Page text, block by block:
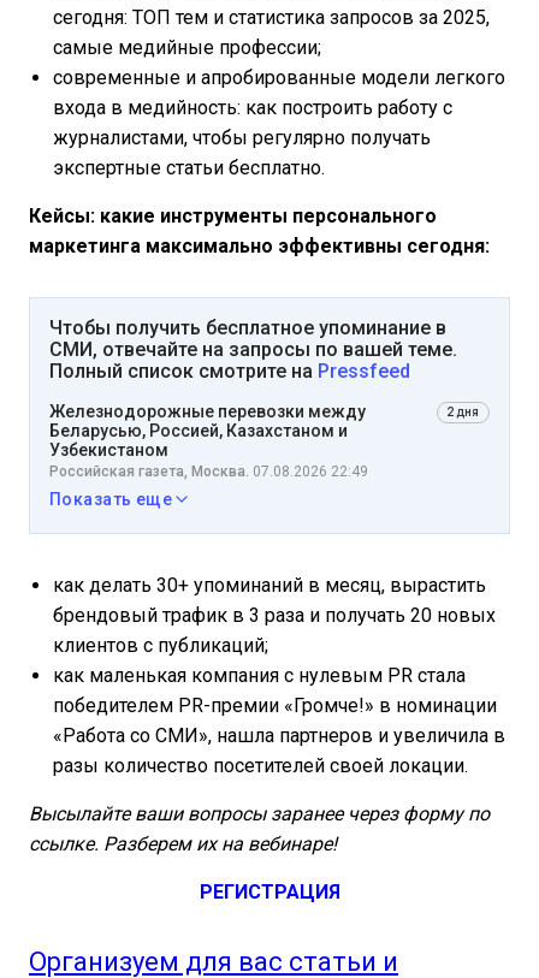
сегодня: ТОП тем и статистика запросов за 2025,
самые медийные профессии;
современные и апробированные модели легкого
входа в медийность: как построить работу с
журналистами, чтобы регулярно получать
экспертные статьи бесплатно.
Кейсы: какие инструменты персонального
маркетинга максимально эффективны сегодня:
Чтобы получить бесплатное упоминание в
СМИ, отвечайте на запросы по вашей теме.
Полный список смотрите на Pressfeed
Железнодорожные перевозки между
Беларусью, Россией, Казахстаном и
Узбекистаном
2 дня
Российская газета, Москва. 07.08.2026 22:49
Показать еще
как делать 30+ упоминаний в месяц, вырастить
брендовый трафик в 3 раза и получать 20 новых
клиентов с публикаций;
как маленькая компания с нулевым PR стала
победителем PR-премии «Громче!» в номинации
«Работа со СМИ», нашла партнеров и увеличила в
разы количество посетителей своей локации.
Высылайте ваши вопросы заранее через форму по
ссылке. Разберем их на вебинаре!
РЕГИСТРАЦИЯ
Организуем для вас статьи и